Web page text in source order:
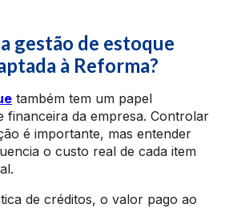
gestão de estoque
à Reforma?
também tem um papel
financeira da empresa. Controlar
é importante, mas entender
o custo real de cada item
de créditos, o valor pago ao